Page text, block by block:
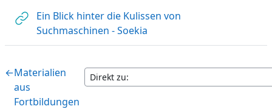
Ein Blick hinter die Kulissen von
Suchmaschinen - Soekia
←Materialien
aus
Fortbildungen